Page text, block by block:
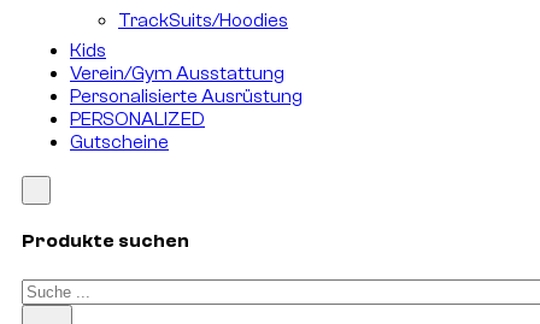
TrackSuits/Hoodies
Kids
Verein/Gym Ausstattung
Personalisierte Ausrüstung
PERSONALIZED
Gutscheine
Produkte suchen
Suchen